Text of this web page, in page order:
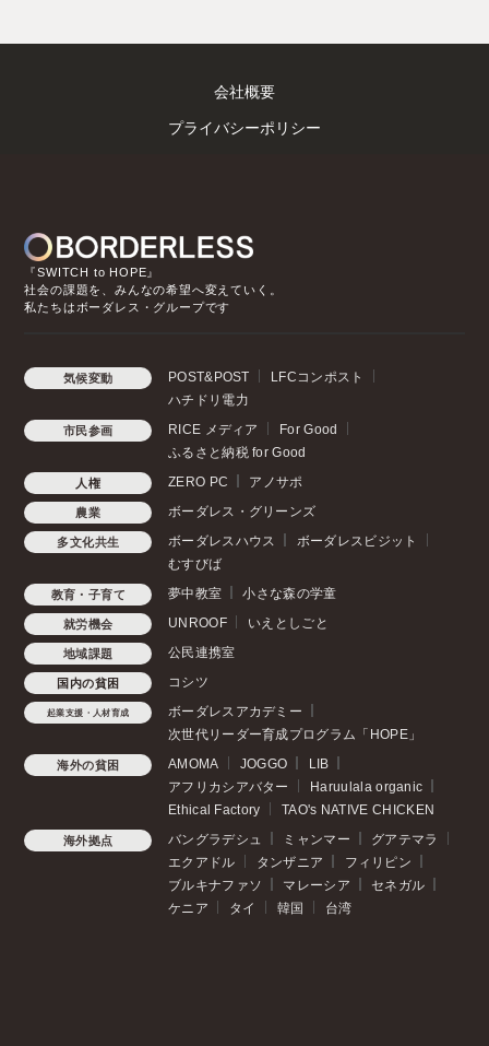
会社概要
プライバシーポリシー
『SWITCH to HOPE』
社会の課題を、みんなの希望へ変えていく。
私たちはボーダレス・グループです
気候変動 POST&POST
LFCコンポスト
ハチドリ電力
市民参画 RICE メディア
For Good
ふるさと納税 for Good
人権 ZERO PC アノサポ
農業 ボーダレス・グリーンズ
多文化共生 ボーダレスハウス
ボーダレスビジット
むすびば
教育・子育て 夢中教室 小さな森の学童
就労機会 UNROOF いえとしごと
地域課題 公民連携室
国内の貧困 コシツ
起業支援・人材育成
ボーダレスアカデミー
次世代リーダー育成プログラム「HOPE」
海外の貧困 AMOMA JOGGO
LIB
アフリカシアバター
Haruulala organic
Ethical Factory
TAO's NATIVE CHICKEN
海外拠点 バングラデシュ ミャンマー
グアテマラ
エクアドル
タンザニア
フィリピン
ブルキナファソ
マレーシア
セネガル
ケニア
タイ 韓国 台湾